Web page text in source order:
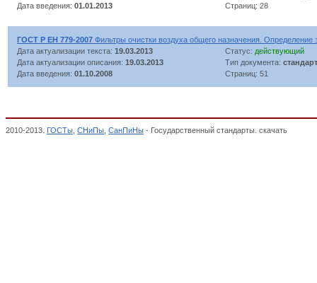
Дата введения: 01.01.2013 Страниц: 28
ГОСТ Р ЕН 779-2007 Фильтры очистки воздуха общего назначения.
Дата актуализации текста: 19.03.2013 Статус: действующий
Дата актуализации описания: 19.03.2013 Тип документа: стандарт
Дата введения: 01.10.2008 Страниц: 51
2010-2013. ГОСТы СНиПы СанПиНы - Государственный стандарты. скачать